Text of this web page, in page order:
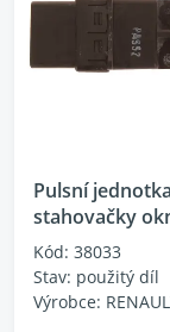
Pulsní jednotka
stahovačky
Kód: 38033
Stav: použitý díl
Výrobce: